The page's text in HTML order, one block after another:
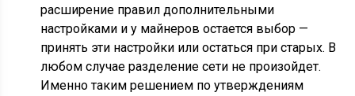
расширение правил дополнительными
настройками и у майнеров остается выбор —
принять эти настройки или остаться при старых. В
любом случае разделение сети не произойдет.
Именно таким решением по утверждениям